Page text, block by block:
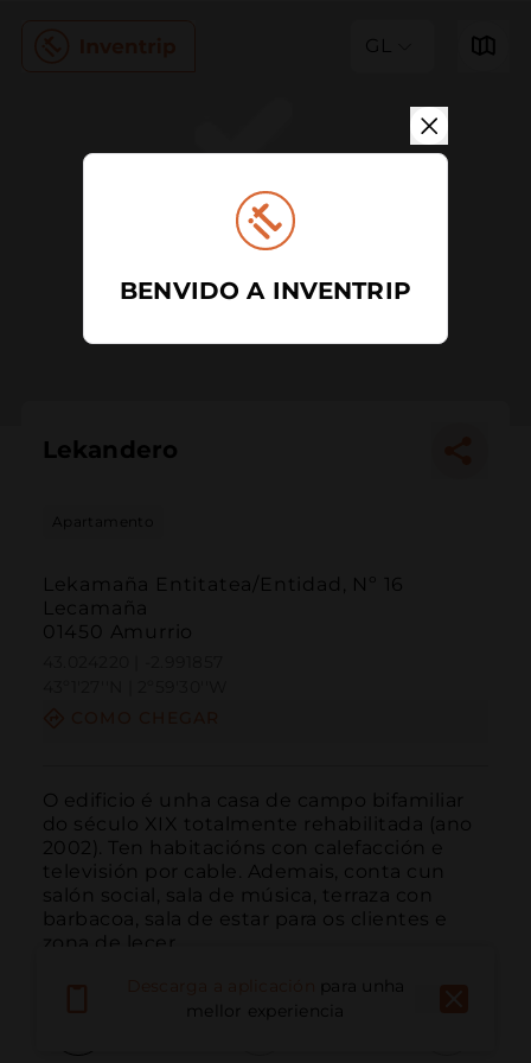
GL
Lekandero
Apartamento
Lekamaña Entitatea/Entidad, Nº 16
Lecamaña
01450 Amurrio
O edificio é unha casa de campo bifamiliar
do século XIX totalmente rehabilitada (ano
2002). Ten habitacións con calefacción e
televisión por cable. Ademais, conta cun
salón social, sala de música, terraza con
barbacoa, sala de estar para os clientes e
zona de lecer.
para unha
mellor experiencia
BENVIDO A INVENTRIP